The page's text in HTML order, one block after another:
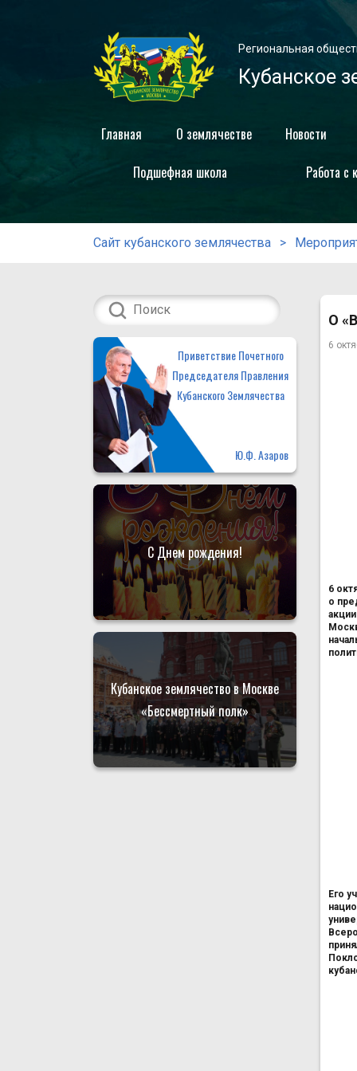
Региональная
Кубанское
Главная О землячестве Новости
Подшефная школа
Работа с
Сайт кубанского землячества
Приветствие Почетного
Председателя Правления
Кубанского Землячества
Ю.Ф. Азаров
С Днем рождения!
Кубанское землячество в Москве
«Бессмертный полк»
О
6
6
о
Его